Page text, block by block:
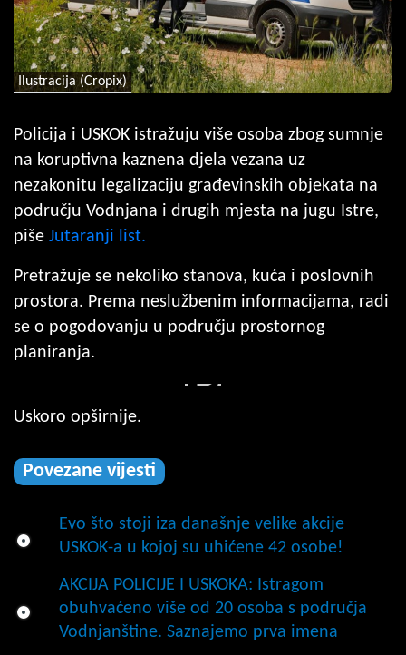
Ilustracija (Cropix)
Policija i USKOK istražuju više osoba zbog sumnje
na koruptivna kaznena djela vezana uz
nezakonitu legalizaciju građevinskih objekata na
području Vodnjana i drugih mjesta na jugu Istre,
piše Jutaranji list.
Pretražuje se nekoliko stanova, kuća i poslovnih
prostora. Prema neslužbenim informacijama, radi
se o pogodovanju u području prostornog
planiranja.
Uskoro opširnije.
Povezane vijesti
Evo što stoji iza današnje velike akcije
USKOK-a u kojoj su uhićene 42 osobe!
AKCIJA POLICIJE I USKOKA: Istragom
obuhvaćeno više od 20 osoba s područja
Vodnjanštine. Saznajemo prva imena